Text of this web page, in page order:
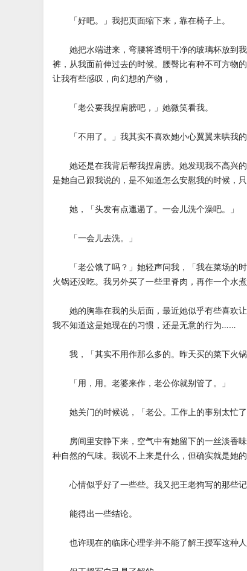
「好吧。」我把页面缩下来，靠在椅子上。
她把水端进来，弯腰将透明干净的玻璃杯放到我
裤，从我面前伸过去的时候。腰臀比有种不可方物
让我有些感叹，向幻想的产物，
「老公要我捏肩膀吧，」她微笑看我。
「不用了。」我其实不喜欢她小心翼翼来哄我的
她还是在我背后帮我捏肩膀。她发现我不高兴的
是她自己跟我说的，是不知道怎么安慰我的时候，只
她，「头发有点邋遢了。一会儿洗个澡吧。」
「一会儿去洗。」
「老公饿了吗？」她轻声问我，「我在菜场的时
火锅还没吃。我另外买了一些里脊肉，再作一个水煮
她的胸靠在我的头后面，最近她似乎有些喜欢让
我不知道这是她现在的习惯，还是无意的行为……
我，「其实不用作那么多的。昨天买的菜下火锅
「用，用。老婆来作，老公你就别管了。」
她关门的时候说，「老公。工作上的事别太忙了
房间里安静下来，空气中有她留下的一丝淡香味
种自然的气味。我说不上来是什么，但确实就是她的
心情似乎好了一些些。我又把王老狗写的那些记
能得出一些结论。
也许现在的临床心理学并不能了解王授军这种人